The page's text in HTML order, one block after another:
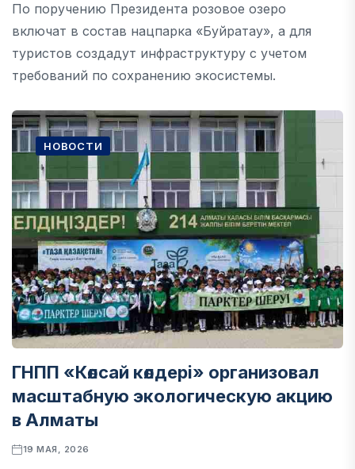
По поручению Президента розовое озеро
включат в состав нацпарка «Буйратау», а для
туристов создадут инфраструктуру с учетом
требований по сохранению экосистемы.
НОВОСТИ
ГНПП «Көлсай көлдері» организовал
масштабную экологическую акцию
в Алматы
19 МАЯ, 2026